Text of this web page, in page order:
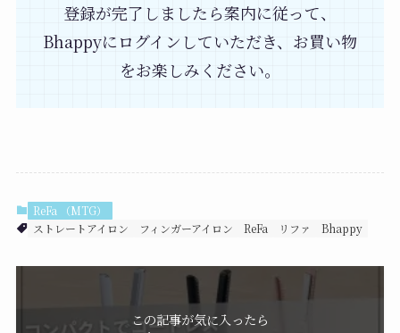
登録が完了しましたら案内に従って、
Bhappyにログインしていただき、お買い物
をお楽しみください。
ReFa （MTG）
ストレートアイロン
フィンガーアイロン ReFa リファ Bhappy
この記事が気に入ったら